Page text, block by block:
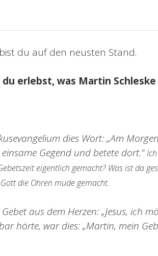
du auf den neusten Stand.
erlebst, was Martin
dies Wort: „Am
Gegend und betete dort.“
eigentlich gemacht? Was ist da
die Ohren müde gemacht.
aus dem Herzen: „Jesus, ich
hörte, war dies: „Martin, mein